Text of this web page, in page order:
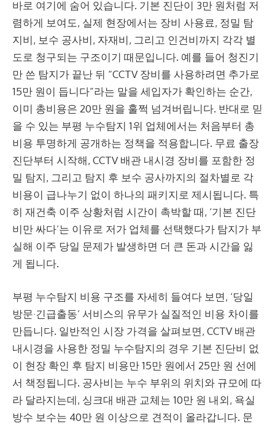
바로 여기에 숨어 있습니다. 기본 진단이 3만 원처럼 저
렴하게 보여도, 실제 현장에서는 장비 사용료, 정밀 탐
지비, 보수 공사비, 자재비, 그리고 인건비까지 각각 별
도로 청구되는 구조이기 때문입니다. 예를 들어 청진기
만 쓴 탐지가 끝난 뒤 “CCTV 장비를 사용하려면 추가로
15만 원이 듭니다”라는 말을 세입자가 확인하는 순간,
이미 총비용은 20만 원을 훌쩍 넘겨버립니다. 반대로 믿
을 수 있는 부평 누수탐지 1위 업체에서는 처음부터 총
비용 투명하게 공개하는 정책을 적용합니다. 무료 출장
진단부터 시작해, CCTV 배관 내시경 장비를 포함한 정
밀 탐지, 그리고 탐지 후 보수 공사까지의 절차별로 각
비용이 급나누기 없이 하나의 패키지로 제시됩니다. 특
히 재건축 이주 상황처럼 시간이 촉박할 때, ‘기본 진단
비만 싸다’는 이유로 저가 업체를 선택했다가 탐지가 부
실해 이주 당일 문제가 발생하면 더 큰 돈과 시간을 잃
게 됩니다.
부평 누수탐지 비용 구조를 자세히 들여다 보면, ‘당일
방문·긴급출동’ 서비스의 유무가 실질적인 비용 차이를
만듭니다. 일반적인 시장 가격을 살펴보면, CCTV 배관
내시경을 사용한 정밀 누수탐지의 경우 기본 진단비 없
이 현장 확인 후 탐지 비용만 15만 원에서 25만 원 선에
서 책정됩니다. 공사비는 누수 부위의 위치와 규모에 따
라 달라지는데, 싱크대 배관 교체는 10만 원 내외, 욕실
방수 보수는 40만 원 이상으로 견적이 올라갑니다. 문